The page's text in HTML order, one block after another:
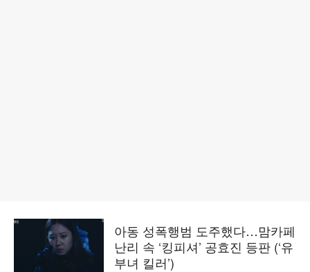
아동 성폭행범 도주했다…맘카페
난리 속 ‘킹피셔’ 공효진 등판 (‘유
부녀 킬러’)